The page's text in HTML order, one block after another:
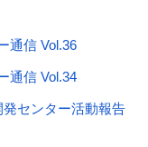
通信 Vol.36
通信 Vol.34
センター活動報告